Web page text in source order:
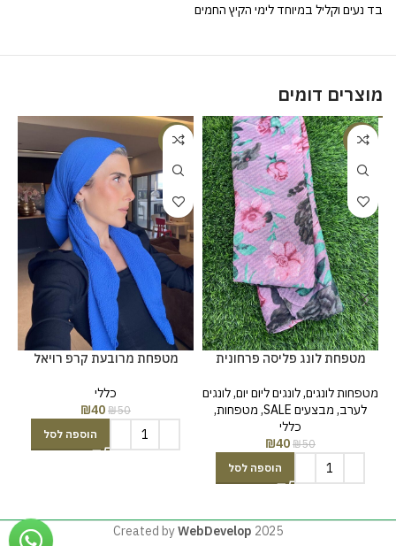
בד נעים וקליל במיוחד לימי הקיץ החמים
מוצרים דומים
-20%
מטפחת לונג פליסה פרחונית
מטפחות לונגים,לונגים ליום יום,לונגים
לערב, מבצעים SALE , מטפחות,
כללי
₪50
₪40
הוספה לסל
-20%
מטפחת מרובעת קרפ רויאל
כללי
₪50
₪40
הוספה לסל
Created byWebDevelop 2025